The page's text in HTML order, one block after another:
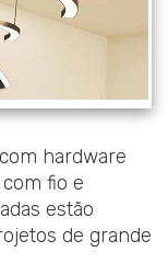
hardware
fio e
estão
de grande